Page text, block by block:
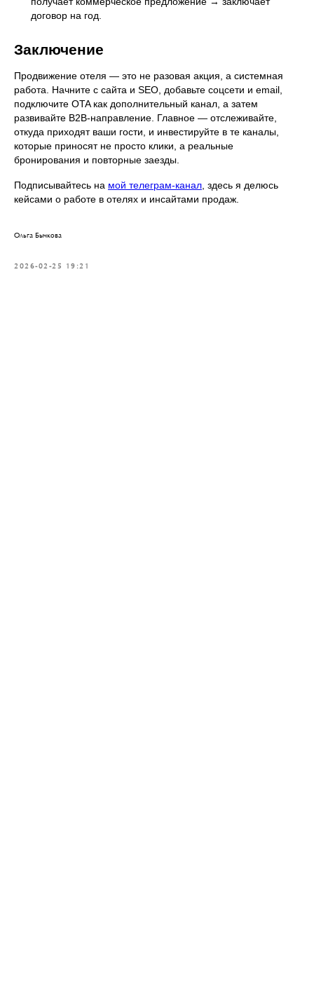
договор на год.
Заключение
Продвижение отеля — это не разовая акция, а системная
работа. Начните с сайта и SEO, добавьте соцсети и email,
подключите OTA как дополнительный канал, а затем
развивайте B2B-направление. Главное — отслеживайте,
откуда приходят ваши гости, и инвестируйте в те каналы,
которые приносят не просто клики, а реальные
бронирования и повторные заезды.
Подписывайтесь на мой телеграм-канал , здесь я делюсь
кейсами о работе в отелях и инсайтами продаж.
Ольга Бычкова
2026-02-25 19:21